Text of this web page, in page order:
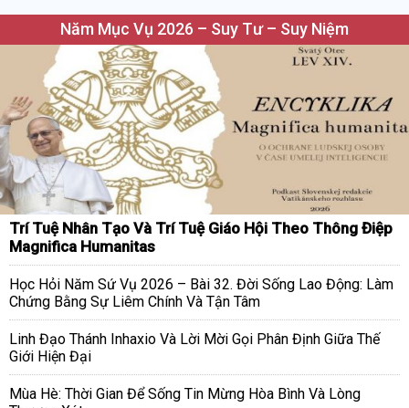
Năm Mục Vụ 2026 – Suy Tư – Suy Niệm
Trí Tuệ Nhân Tạo Và Trí Tuệ Giáo Hội Theo Thông Điệp
Magnifica Humanitas
Học Hỏi Năm Sứ Vụ 2026 – Bài 32. Đời Sống Lao Động: Làm
Chứng Bằng Sự Liêm Chính Và Tận Tâm
Linh Đạo Thánh Inhaxio Và Lời Mời Gọi Phân Định Giữa Thế
Giới Hiện Đại
Mùa Hè: Thời Gian Để Sống Tin Mừng Hòa Bình Và Lòng